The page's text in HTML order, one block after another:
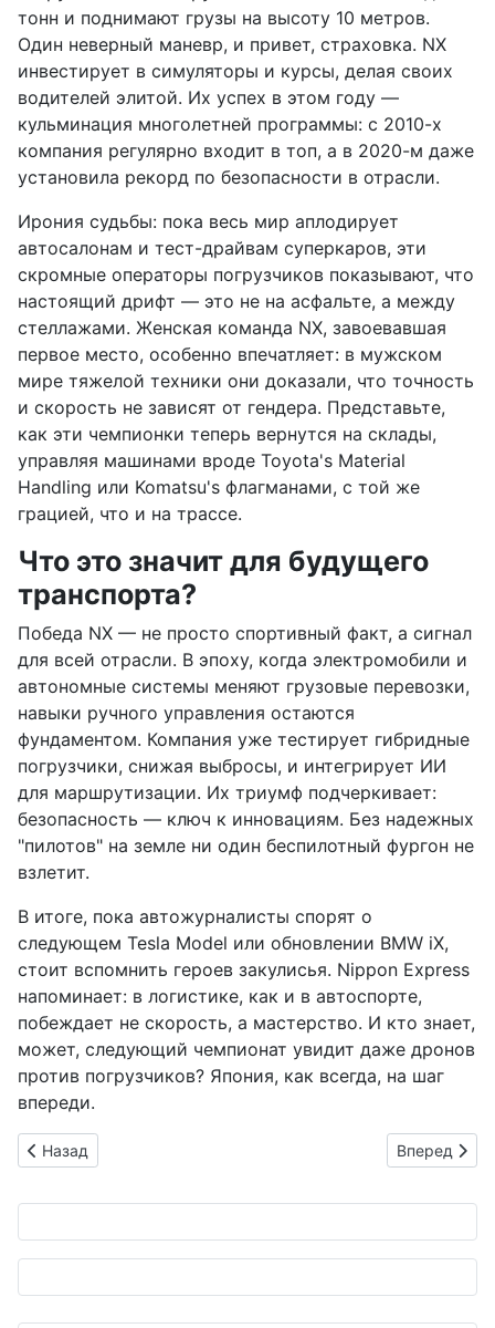
тонн и поднимают грузы на высоту 10 метров.
Один неверный маневр, и привет, страховка. NX
инвестирует в симуляторы и курсы, делая своих
водителей элитой. Их успех в этом году —
кульминация многолетней программы: с 2010-х
компания регулярно входит в топ, а в 2020-м даже
установила рекорд по безопасности в отрасли.
Ирония судьбы: пока весь мир аплодирует
автосалонам и тест-драйвам суперкаров, эти
скромные операторы погрузчиков показывают, что
настоящий дрифт — это не на асфальте, а между
стеллажами. Женская команда NX, завоевавшая
первое место, особенно впечатляет: в мужском
мире тяжелой техники они доказали, что точность
и скорость не зависят от гендера. Представьте,
как эти чемпионки теперь вернутся на склады,
управляя машинами вроде Toyota's Material
Handling или Komatsu's флагманами, с той же
грацией, что и на трассе.
Что это значит для будущего
транспорта?
Победа NX — не просто спортивный факт, а сигнал
для всей отрасли. В эпоху, когда электромобили и
автономные системы меняют грузовые перевозки,
навыки ручного управления остаются
фундаментом. Компания уже тестирует гибридные
погрузчики, снижая выбросы, и интегрирует ИИ
для маршрутизации. Их триумф подчеркивает:
безопасность — ключ к инновациям. Без надежных
"пилотов" на земле ни один беспилотный фургон не
взлетит.
В итоге, пока автожурналисты спорят о
следующем Tesla Model или обновлении BMW iX,
стоит вспомнить героев закулисья. Nippon Express
напоминает: в логистике, как и в автоспорте,
побеждает не скорость, а мастерство. И кто знает,
может, следующий чемпионат увидит даже дронов
против погрузчиков? Япония, как всегда, на шаг
впереди.
Предыдущий: BMW спотыкается о китайскую стену:
Назад Следующий:
Вперед